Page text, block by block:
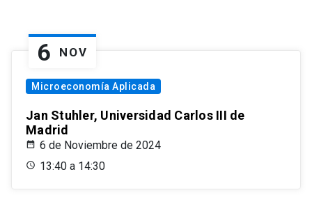
6 NOV
Microeconomía Aplicada
Jan Stuhler, Universidad Carlos III de
Madrid
6 de Noviembre de 2024
13:40 a 14:30